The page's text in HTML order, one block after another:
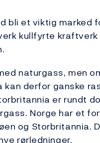
bli et viktig marked
kullfyrte kraftverk
naturgass, men
kan derfor ganske
er rundt
Norge har et
og Storbritannia.
rørledninger.